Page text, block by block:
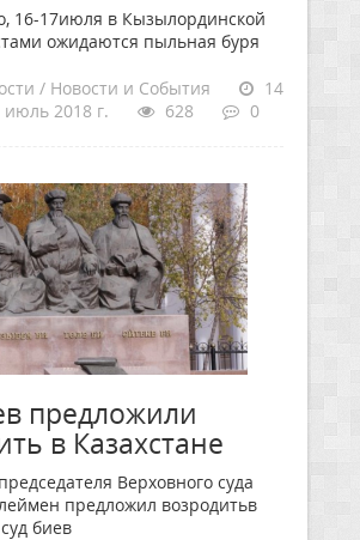
16-17июля в Кызылординской
ожидаются пыльная буря
/ Новости и События
14
июль 2018 г.
628 0
предложили
в Казахстане
Верховного суда
предложил возродитьв
биев